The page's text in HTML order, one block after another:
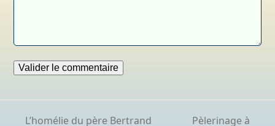
L’homélie du père Bertrand
Pèlerinage à